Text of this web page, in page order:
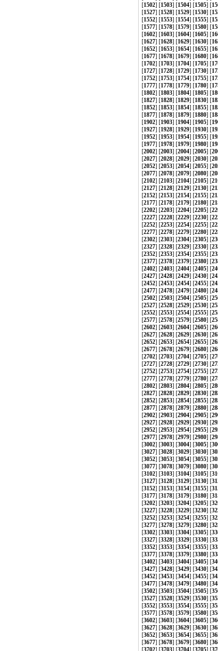
[1502] [1503] [1504] [1505] [
[1527] [1528] [1529] [1530] [
[1552] [1553] [1554] [1555] [
[1577] [1578] [1579] [1580] [
[1602] [1603] [1604] [1605] [
[1627] [1628] [1629] [1630] [
[1652] [1653] [1654] [1655] [
[1677] [1678] [1679] [1680] [
[1702] [1703] [1704] [1705] [
[1727] [1728] [1729] [1730] [
[1752] [1753] [1754] [1755] [
[1777] [1778] [1779] [1780] [
[1802] [1803] [1804] [1805] [
[1827] [1828] [1829] [1830] [
[1852] [1853] [1854] [1855] [
[1877] [1878] [1879] [1880] [
[1902] [1903] [1904] [1905] [
[1927] [1928] [1929] [1930] [
[1952] [1953] [1954] [1955] [
[1977] [1978] [1979] [1980] [
[2002] [2003] [2004] [2005] [
[2027] [2028] [2029] [2030] [
[2052] [2053] [2054] [2055] [
[2077] [2078] [2079] [2080] [
[2102] [2103] [2104] [2105] [
[2127] [2128] [2129] [2130] [
[2152] [2153] [2154] [2155] [
[2177] [2178] [2179] [2180] [
[2202] [2203] [2204] [2205] [
[2227] [2228] [2229] [2230] [
[2252] [2253] [2254] [2255] [
[2277] [2278] [2279] [2280] [
[2302] [2303] [2304] [2305] [
[2327] [2328] [2329] [2330] [
[2352] [2353] [2354] [2355] [
[2377] [2378] [2379] [2380] [
[2402] [2403] [2404] [2405] [
[2427] [2428] [2429] [2430] [
[2452] [2453] [2454] [2455] [
[2477] [2478] [2479] [2480] [
[2502] [2503] [2504] [2505] [
[2527] [2528] [2529] [2530] [
[2552] [2553] [2554] [2555] [
[2577] [2578] [2579] [2580] [
[2602] [2603] [2604] [2605] [
[2627] [2628] [2629] [2630] [
[2652] [2653] [2654] [2655] [
[2677] [2678] [2679] [2680] [
[2702] [2703] [2704] [2705] [
[2727] [2728] [2729] [2730] [
[2752] [2753] [2754] [2755] [
[2777] [2778] [2779] [2780] [
[2802] [2803] [2804] [2805] [
[2827] [2828] [2829] [2830] [
[2852] [2853] [2854] [2855] [
[2877] [2878] [2879] [2880] [
[2902] [2903] [2904] [2905] [
[2927] [2928] [2929] [2930] [
[2952] [2953] [2954] [2955] [
[2977] [2978] [2979] [2980] [
[3002] [3003] [3004] [3005] [
[3027] [3028] [3029] [3030] [
[3052] [3053] [3054] [3055] [
[3077] [3078] [3079] [3080] [
[3102] [3103] [3104] [3105] [
[3127] [3128] [3129] [3130] [
[3152] [3153] [3154] [3155] [
[3177] [3178] [3179] [3180] [
[3202] [3203] [3204] [3205] [
[3227] [3228] [3229] [3230] [
[3252] [3253] [3254] [3255] [
[3277] [3278] [3279] [3280] [
[3302] [3303] [3304] [3305] [
[3327] [3328] [3329] [3330] [
[3352] [3353] [3354] [3355] [
[3377] [3378] [3379] [3380] [
[3402] [3403] [3404] [3405] [
[3427] [3428] [3429] [3430] [
[3452] [3453] [3454] [3455] [
[3477] [3478] [3479] [3480] [
[3502] [3503] [3504] [3505] [
[3527] [3528] [3529] [3530] [
[3552] [3553] [3554] [3555] [
[3577] [3578] [3579] [3580] [
[3602] [3603] [3604] [3605] [
[3627] [3628] [3629] [3630] [
[3652] [3653] [3654] [3655] [
[3677] [3678] [3679] [3680] [
[3702] [3703] [3704] [3705] [